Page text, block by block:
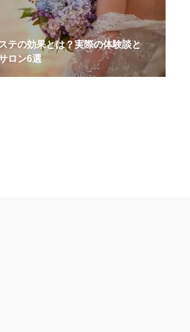
テの効果とは？実際の体験談と
ロン6選